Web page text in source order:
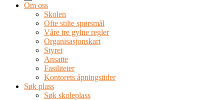
Om oss
Skolen
Ofte stilte spørsmål
Våre tre gylne regler
Organisasjonskart
Styret
Ansatte
Fasiliteter
Kontorets åpningstider
Søk plass
Søk skoleplass